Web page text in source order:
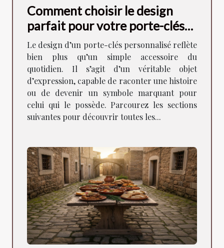
Comment choisir le design
parfait pour votre porte-clés
personnalisé ?
Le design d’un porte-clés personnalisé reflète
bien plus qu’un simple accessoire du
quotidien. Il s’agit d’un véritable objet
d’expression, capable de raconter une histoire
ou de devenir un symbole marquant pour
celui qui le possède. Parcourez les sections
suivantes pour découvrir toutes les...